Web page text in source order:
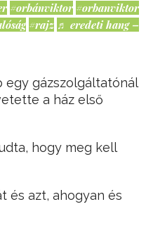
#orbánviktor #orbanviktor
#rajz ♬ eredeti hang –
egy gázszolgáltatónál
a ház első
hogy meg kell
és azt, ahogyan és